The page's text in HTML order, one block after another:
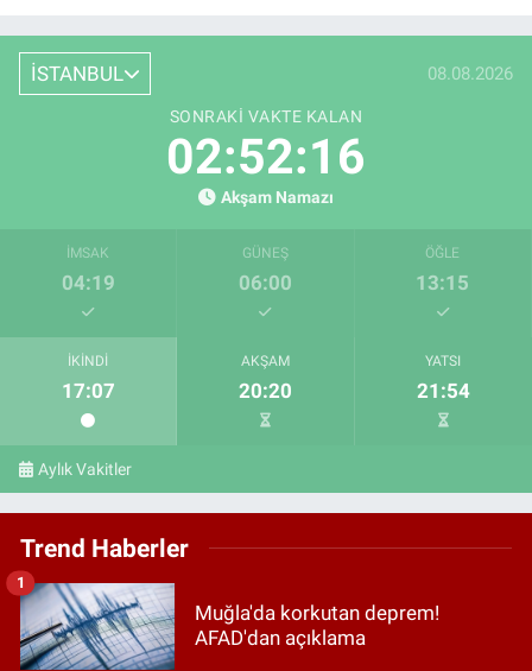
İSTANBUL 08.08.2026
SONRAKI VAKTE KALAN
02:52:15
Akşam Namazı
İMSAK
04:19
GÜNEŞ
06:00
ÖĞLE
13:15
İKINDI
17:07
AKŞAM
20:20
YATSI
21:54
Aylık Vakitler
Trend Haberler
Muğla'da korkutan deprem!
AFAD'dan açıklama
1